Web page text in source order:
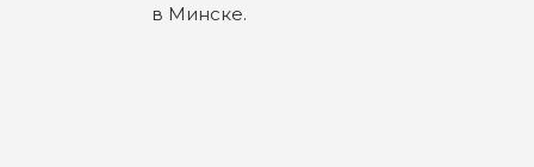
в Минске.